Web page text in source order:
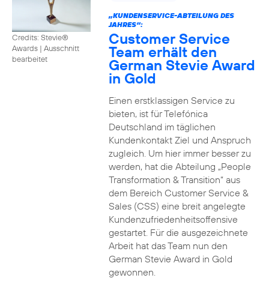
Credits: Stevie®
Awards | Ausschnitt
bearbeitet
„KUNDENSERVICE-ABTEILUNG DES
JAHRES“:
Customer Service
Team erhält den
German Stevie Award
in Gold
Einen erstklassigen Service zu
bieten, ist für Telefónica
Deutschland im täglichen
Kundenkontakt Ziel und Anspruch
zugleich. Um hier immer besser zu
werden, hat die Abteilung „People
Transformation & Transition“ aus
dem Bereich Customer Service &
Sales (CSS) eine breit angelegte
Kundenzufriedenheitsoffensive
gestartet. Für die ausgezeichnete
Arbeit hat das Team nun den
German Stevie Award in Gold
gewonnen.